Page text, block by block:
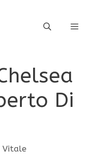
Di
Vitale